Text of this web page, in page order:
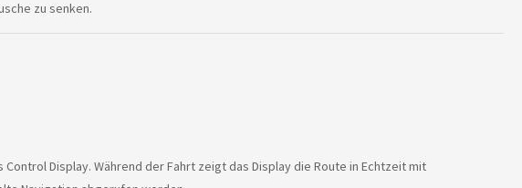
zu senken.
Display. Während der Fahrt zeigt das Display die Route in Echtzeit mit